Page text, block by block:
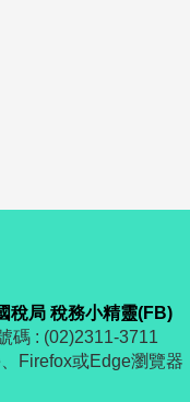
稅局 稅務小精靈(FB)
碼 : (02)2311-3711
Firefox或Edge瀏覽器